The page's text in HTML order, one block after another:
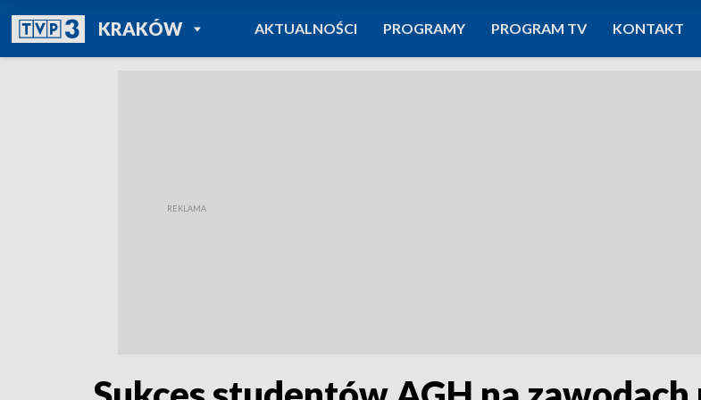
KRAKÓWPOWRÓT DO
TVP REGIONY
AKTUALNOŚCI PROGRAMY PROGRAM TV KONTAKT